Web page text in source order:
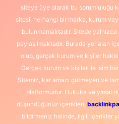
siteye üye olarak bu sorumluluğu
sitesi, herhangi bir marka, kurum
bulunmamaktadır. Sitede yalnızca
paylaşılmaktadır. Burada yer alan
olup, gerçek kurum ve kişiler
Gerçek kurum ve kişiler ile isim
Sitemiz, kar amacı gütmeyen ve
platformudur. Hukuka ve yasal
düşündüğünüz içerikleri,
bildirmeniz halinde, ilgili içerikler